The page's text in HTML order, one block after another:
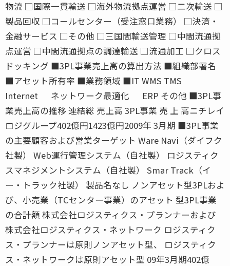
物流 □国際一貫輸送 □海外物流拠点運営 □二次輸送 □
製品回収 □コールセンター（受注窓口業務） □決済・
金融サービス □その他 □三国間輸送管理 □中間流通拠
点運営 □中間流通拠点の調達輸送 □流通加工 □クロス
ドッキング ■3PL事業売上高の算出方法 ■組織部署名
■アセット所有率 ■業務領域 ■IT WMS TMS
Internet ネットワーク最適化 ERP その他 ■3PL事
業売上高の推移 連結総 売上高 3PL事業 売 上 高ニチレイ
ロジグループ402億円1423億円2009年 3月期 ■3PL事業
の主要顧客および営業ターゲット Ware Navi（ダイフク
社製） Web運行管理システム（自社製） ロジスティク
スマネジメントシステム（自社製） Smar Track（イ
ー・トラック社製） 製品名なし ノンアセット型3PLおよ
び、小売業（TCセンター事業）のアセット 型3PL事業
の合計額 株式会社ロジスティクス・プランナーおよび
株式会社ロジスティクス・ネットワーク ロジスティク
ス・プランナーは原則ノンアセット型、 ロジスティク
ス・ネットワークは原則アセット型 09年3月期402億